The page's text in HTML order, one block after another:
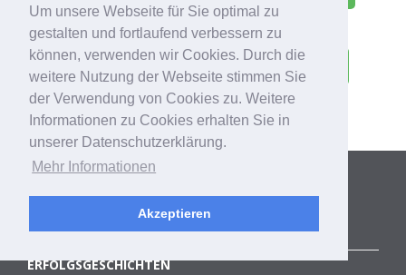
Um unsere Webseite für Sie optimal zu
gestalten und fortlaufend verbessern zu
können, verwenden wir Cookies. Durch die
weitere Nutzung der Webseite stimmen Sie
der Verwendung von Cookies zu. Weitere
Informationen zu Cookies erhalten Sie in
unserer Datenschutzerklärung.
Mehr Informationen
Akzeptieren
Zolitron 1 Zoll 1 Zollwissen 1
Zoom 1 Zukunft Zulieferbetriebe
Zusammenarbeit 1
Kategorien
ALLE BLOGBEITRÄGE
ERFOLGSGESCHICHTEN